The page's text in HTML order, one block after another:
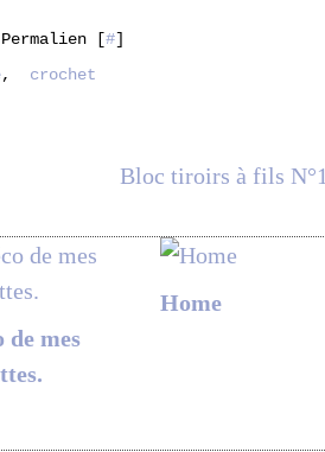
[#]
, crochet
Bloc tiroirs à fils N°1
de mes
Home